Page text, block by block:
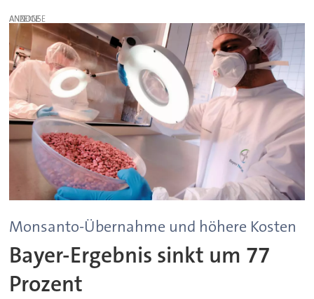
ANZEIGE
Monsanto-Übernahme und höhere Kosten
Bayer-Ergebnis sinkt um 77
Prozent